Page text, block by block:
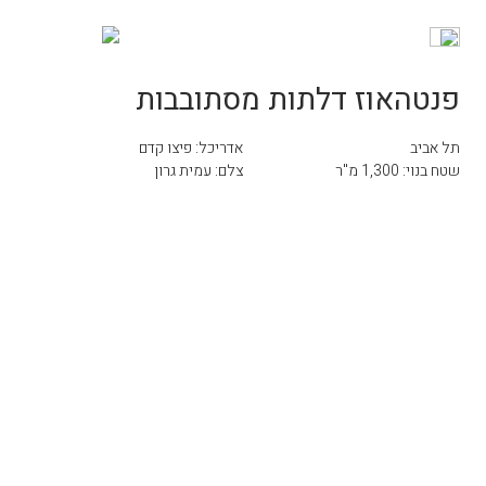
פנטהאוז דלתות מסתובבות
תל אביב
שטח בנוי: 1,300 מ"ר
אדריכל: פיצו קדם
צלם: עמית גרון